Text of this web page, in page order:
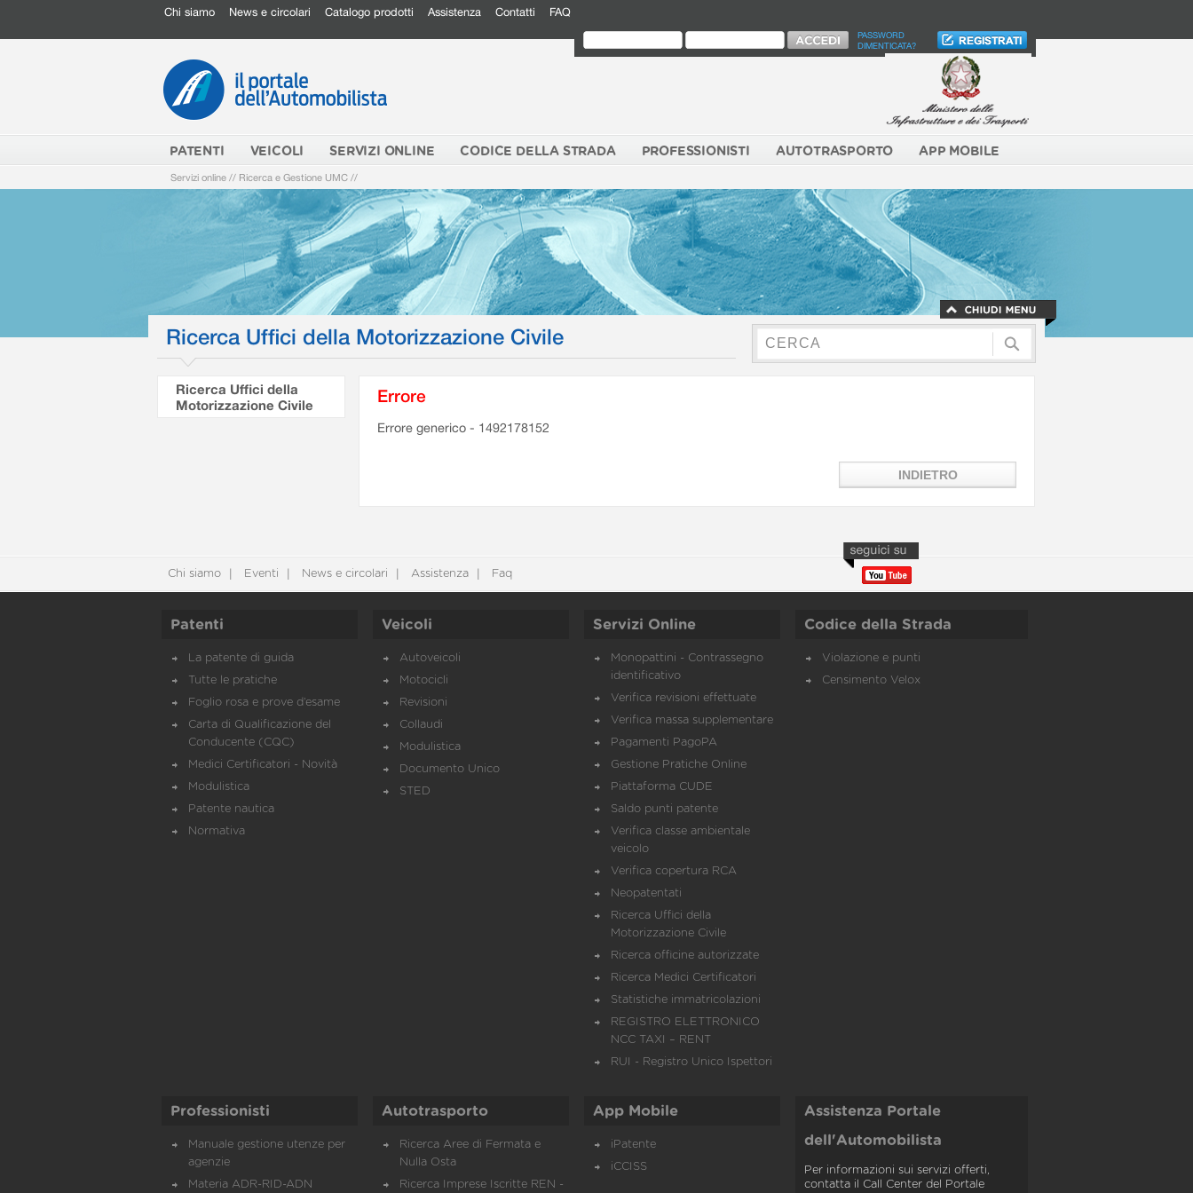
Chi siamo News e circolari Catalogo prodotti Assistenza Contatti FAQ
PASSWORD
DIMENTICATA?
PATENTI VEICOLI SERVIZI ONLINE CODICE DELLA STRADA PROFESSIONISTI AUTOTRASPORTO APP MOBILE
Servizi online // Ricerca e Gestione UMC //
Ricerca Uffici della Motorizzazione Civile
Ricerca Uffici della
Motorizzazione Civile
Errore
Errore generico - 1492178152
Chi siamo Eventi News e circolari Assistenza Faq
Patenti
La patente di guida
Tutte le pratiche
Foglio rosa e prove d’esame
Carta di Qualificazione del
Conducente (CQC)
Medici Certificatori - Novità
Modulistica
Patente nautica
Normativa
Veicoli
Autoveicoli
Motocicli
Revisioni
Collaudi
Modulistica
Documento Unico
STED
Servizi Online
Monopattini - Contrassegno
identificativo
Verifica revisioni effettuate
Verifica massa supplementare
Pagamenti PagoPA
Gestione Pratiche Online
Piattaforma CUDE
Saldo punti patente
Verifica classe ambientale
veicolo
Verifica copertura RCA
Neopatentati
Ricerca Uffici della
Motorizzazione Civile
Ricerca officine autorizzate
Ricerca Medici Certificatori
Statistiche immatricolazioni
REGISTRO ELETTRONICO
NCC TAXI – RENT
RUI - Registro Unico Ispettori
Codice della Strada
Violazione e punti
Censimento Velox
Professionisti
Manuale gestione utenze per
agenzie
Materia ADR-RID-ADN
Autotrasporto
Ricerca Aree di Fermata e
Nulla Osta
Ricerca Imprese Iscritte REN -
App Mobile
iPatente
iCCISS
Assistenza Portale
dell'Automobilista
Per informazioni sui servizi offerti,
contatta il Call Center del Portale